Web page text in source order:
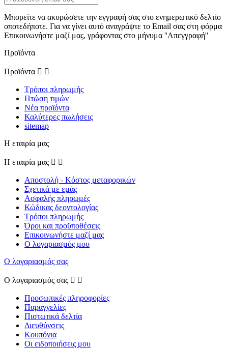
Μπορείτε να ακυρώσετε την εγγραφή σας στο ενημερωτικό δελτίο
οποτεδήποτε. Για να γίνει αυτό αναγράψτε το Email σας στη φόρμα
Επικοινωνήστε μαζί μας, γράφοντας στο μήνυμα ''Απεγγραφή''
Προϊόντα
Προϊόντα  
Τρόποι πληρωμής
Πτώση τιμών
Νέα προϊόντα
Καλύτερες πωλήσεις
sitemap
Η εταιρία μας
Η εταιρία μας  
Αποστολή - Κόστος μεταφορικών
Σχετικά με εμάς
Ασφαλής πληρωμές
Κώδικας δεοντολογίας
Τρόποι πληρωμής
Όροι και προϋποθέσεις
Επικοινωνήστε μαζί μας
Ο λογαριασμός μου
Ο λογαριασμός σας
Ο λογαριασμός σας  
Προσωπικές πληροφορίες
Παραγγελίες
Πιστωτικά δελτία
Διευθύνσεις
Κουπόνια
Οι ειδοποιήσεις μου